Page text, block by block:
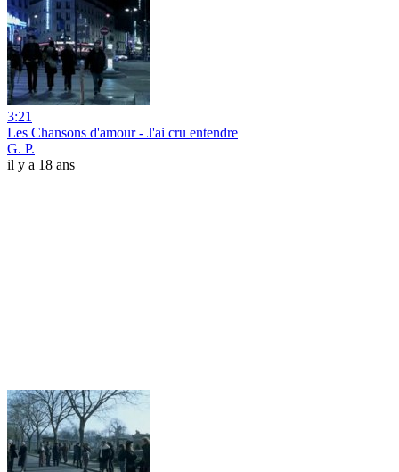
3:21
Les Chansons d'amour - J'ai cru entendre
G. P.
il y a 18 ans